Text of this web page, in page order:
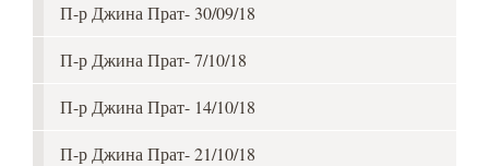
П-р Джина Прат- 30/09/18
П-р Джина Прат- 7/10/18
П-р Джина Прат- 14/10/18
П-р Джина Прат- 21/10/18